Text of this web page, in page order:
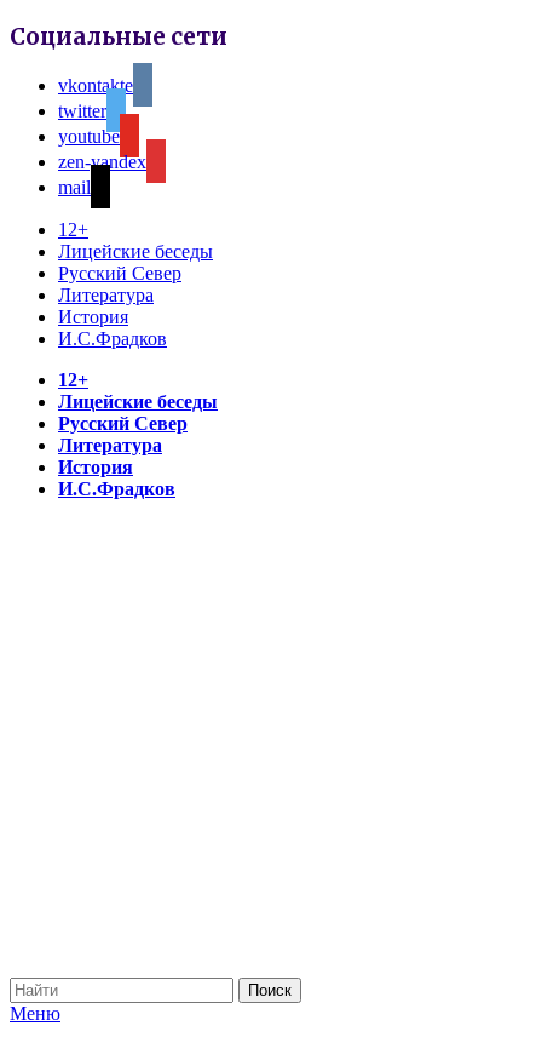
Социальные сети
vkontakte
twitter
youtube
zen-yandex
mail
12+
Лицейские беседы
Русский Север
Литература
История
И.С.Фрадков
12+
Лицейские беседы
Русский Север
Литература
История
И.С.Фрадков
Меню